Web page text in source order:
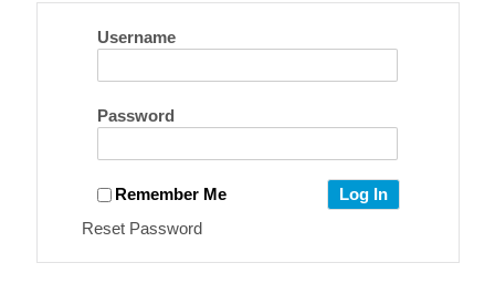
Username
Password
Remember Me
Reset Password